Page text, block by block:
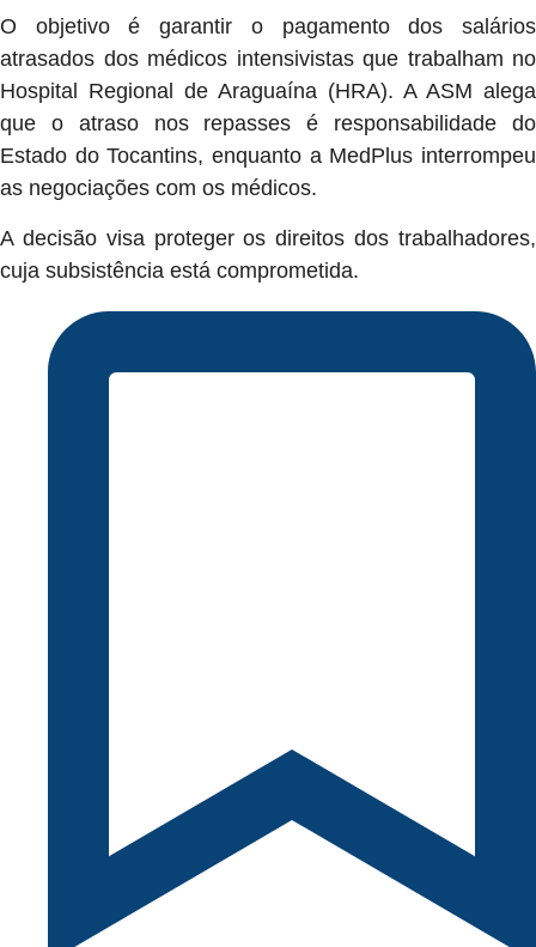
O objetivo é garantir o pagamento dos salários
atrasados dos médicos intensivistas que trabalham no
Hospital Regional de Araguaína (HRA). A ASM alega
que o atraso nos repasses é responsabilidade do
Estado do Tocantins, enquanto a MedPlus interrompeu
as negociações com os médicos.
A decisão visa proteger os direitos dos trabalhadores,
cuja subsistência está comprometida.